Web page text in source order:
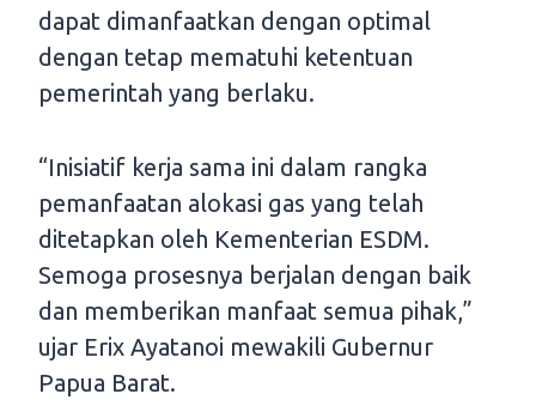
dapat dimanfaatkan dengan optimal
dengan tetap mematuhi ketentuan
pemerintah yang berlaku.
“Inisiatif kerja sama ini dalam rangka
pemanfaatan alokasi gas yang telah
ditetapkan oleh Kementerian ESDM.
Semoga prosesnya berjalan dengan baik
dan memberikan manfaat semua pihak,”
ujar Erix Ayatanoi mewakili Gubernur
Papua Barat.